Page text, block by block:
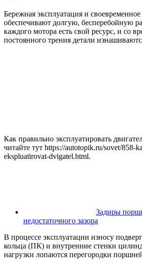
Бережная эксплуатация и
обеспечивают долгую, бесперебойную
каждого мотора есть свой ресурс, и со
постоянного трения детали
Как правильно эксплуатировать
читайте тут https://autotopik.ru/sovet/858-
ekspluatirovat-dvigatel.html.
Задиры
недостаточного зазора
В процессе эксплуатации износу
кольца (ПК) и внутренние стенки
нагрузки лопаются перегородки